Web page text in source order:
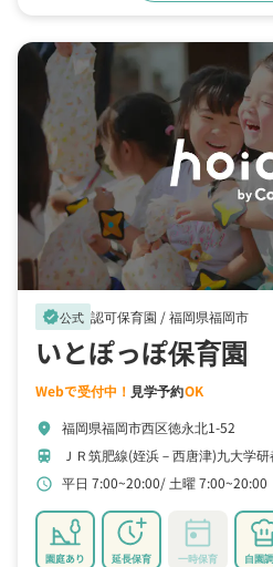
verified公式 認可保育園 /福岡県福岡市
いとぽっぽ保育園
Webで受付中！ 見学予約OK
location_on 福岡県福岡市西区徳永北1-52
train ＪＲ筑肥線(姪浜－西唐津)九大学
schedule 平日 7:00~20:00 土曜 7:00~20:00
園庭あり 延長保育 一時保育 自園